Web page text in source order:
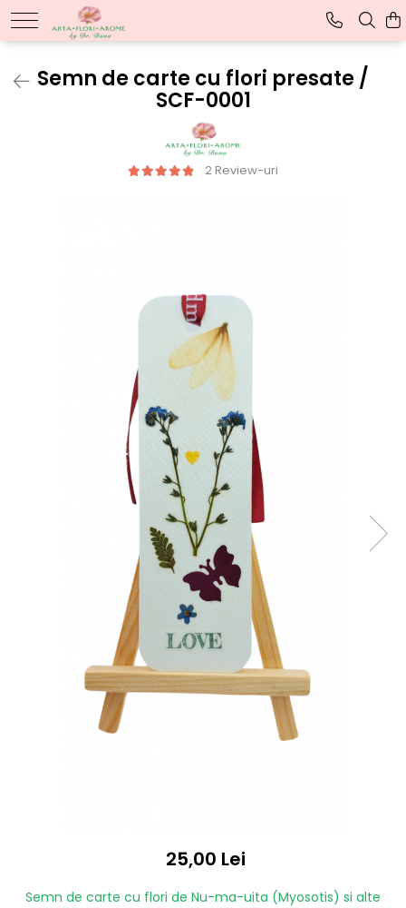
Tablouri cu flori presate
Semn de carte cu flori presate /
SCF-0001
2 Review-uri
25,00 Lei
Semn de carte cu flori de Nu-ma-uita (Myosotis) si alte